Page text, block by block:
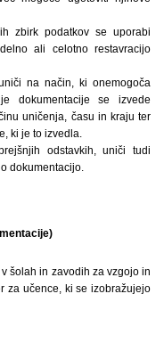
zbirk podatkov se uporabi
ali celotno restavracijo
na način, ki onemogoča
dokumentacije se izvede
uničenja, času in kraju ter
ki je to izvedla.
odstavkih, uniči tudi
dokumentacijo.
šolah in zavodih za vzgojo in
za učence, ki se izobražujejo